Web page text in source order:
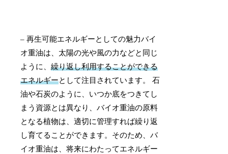
– 再生可能エネルギーとしての魅力バイ
オ重油は、太陽の光や風の力などと同じ
ように、繰り返し利用することができる
エネルギーとして注目されています。 石
油や石炭のように、いつか底をつきてし
まう資源とは異なり、バイオ重油の原料
となる植物は、適切に管理すれば繰り返
し育てることができます。そのため、バ
イオ重油は、将来にわたってエネルギー